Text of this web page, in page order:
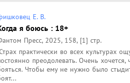
Е. В.
я боюсь : 18+
Пресс, 2025, 158, [1] стр.
практически во всех культурах
преодолевать. Очень
Чтобы ему не нужно было